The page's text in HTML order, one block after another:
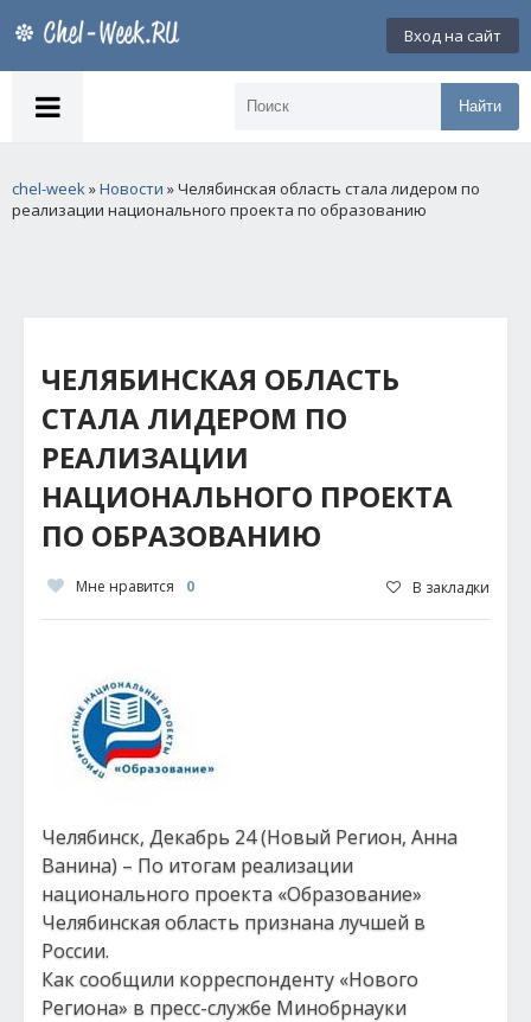
Вход на сайт
Найти
chel-week»Новости » Челябинская область стала лидером по
реализации национального проекта по образованию
ЧЕЛЯБИНСКАЯ ОБЛАСТЬ
СТАЛА ЛИДЕРОМ ПО
РЕАЛИЗАЦИИ
НАЦИОНАЛЬНОГО ПРОЕКТА
ПО ОБРАЗОВАНИЮ
Мне нравится 0 В закладки
Челябинск, Декабрь 24 (Новый Регион, Анна
Ванина) – По итогам реализации
национального проекта «Образование»
Челябинская область признана лучшей в
России.
Как сообщили корреспонденту «Нового
Региона» в пресс-службе Минобрнауки